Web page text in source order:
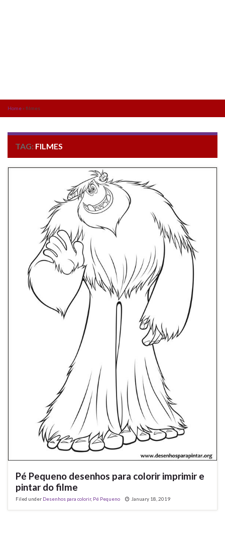
Home»filmes
TAG: FILMES
Pé Pequeno desenhos para colorir imprimir e
pintar do filme
Filed under Desenhos para colorir, Pé Pequeno January 18, 2019